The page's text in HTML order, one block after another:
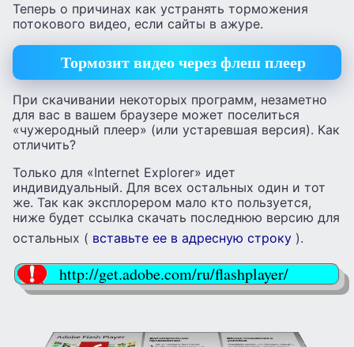
Теперь о причинах как устранять торможения
потокового видео, если сайты в ажуре.
Тормозит видео через флеш плеер
При скачивании некоторых программ, незаметно
для вас в вашем браузере может поселиться
«чужеродный плеер» (или устаревшая версия). Как
отличить?
Только для «Internet Explorer» идет
индивидуальный. Для всех остальных один и тот
же. Так как эксплорером мало кто пользуется,
ниже будет ссылка скачать последнюю версию для
остальных ( вставьте ее в адресную строку ).
http://get.adobe.com/ru/flashplayer/